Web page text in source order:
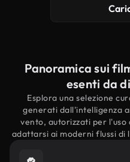
Panoramica sui
esenti da
Esplora una selezione
generati dall'intelligenza
vento, autorizzati per
adattarsi ai moderni flussi di